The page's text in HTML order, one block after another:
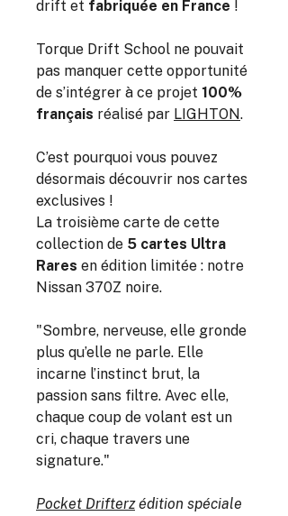
drift et fabriquée en France !
Torque Drift School ne pouvait
pas manquer cette opportunité
de s’intégrer à ce projet 100%
français réalisé par LIGHTON.
C’est pourquoi vous pouvez
désormais découvrir nos cartes
exclusives !
La troisième carte de cette
collection de 5 cartes Ultra
Rares en édition limitée : notre
Nissan 370Z noire.
"Sombre, nerveuse, elle gronde
plus qu’elle ne parle. Elle
incarne l’instinct brut, la
passion sans filtre. Avec elle,
chaque coup de volant est un
cri, chaque travers une
signature."
Pocket Drifterzédition spéciale